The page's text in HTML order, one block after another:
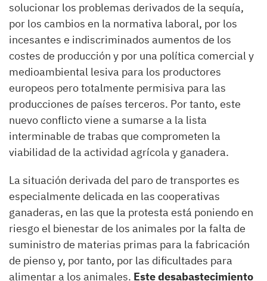
solucionar los problemas derivados de la sequía,
por los cambios en la normativa laboral, por los
incesantes e indiscriminados aumentos de los
costes de producción y por una política comercial y
medioambiental lesiva para los productores
europeos pero totalmente permisiva para las
producciones de países terceros. Por tanto, este
nuevo conflicto viene a sumarse a la lista
interminable de trabas que comprometen la
viabilidad de la actividad agrícola y ganadera.
La situación derivada del paro de transportes es
especialmente delicada en las cooperativas
ganaderas, en las que la protesta está poniendo en
riesgo el bienestar de los animales por la falta de
suministro de materias primas para la fabricación
de pienso y, por tanto, por las dificultades para
alimentar a los animales. Este desabastecimiento